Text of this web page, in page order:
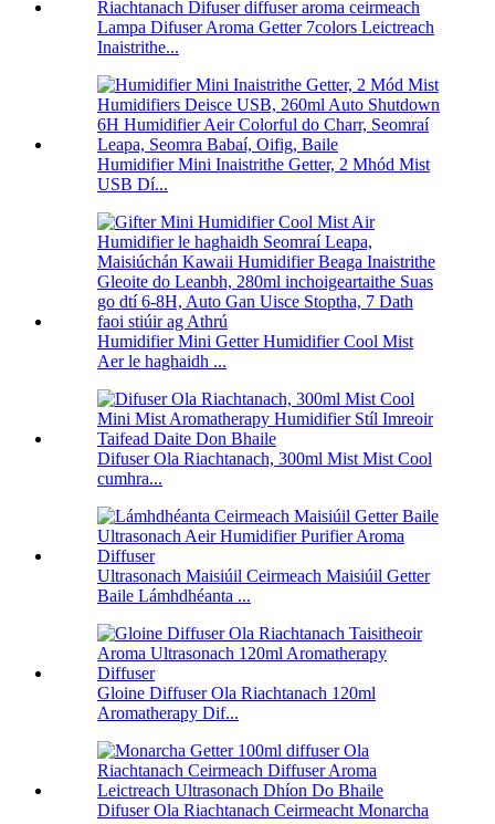
Lampa Difuser Aroma Getter 7colors Leictreach
Inaistrithe...
Humidifier Mini Inaistrithe Getter, 2 Mhód Mist
USB Dí...
Humidifier Mini Getter Humidifier Cool Mist
Aer le haghaidh ...
Difuser Ola Riachtanach, 300ml Mist Mist Cool
cumhra...
Ultrasonach Maisiúil Ceirmeach Maisiúil Getter
Baile Lámhdhéanta ...
Gloine Diffuser Ola Riachtanach 120ml
Aromatherapy Dif...
Difuser Ola Riachtanach Ceirmeacht Monarcha